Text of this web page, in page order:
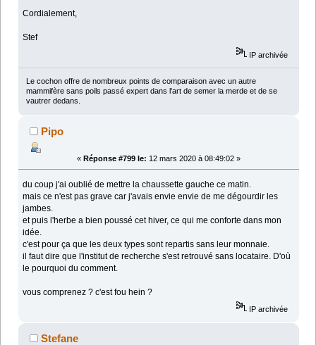
Cordialement,
Stef
IP archivée
Le cochon offre de nombreux points de comparaison avec un autre
mammifère sans poils passé expert dans l'art de semer la merde et de se
vautrer dedans.
Pipo
« Réponse #799 le: 12 mars 2020 à 08:49:02 »
du coup j'ai oublié de mettre la chaussette gauche ce matin.
mais ce n'est pas grave car j'avais envie envie de me dégourdir les
jambes.
et puis l'herbe a bien poussé cet hiver, ce qui me conforte dans mon
idée.
c'est pour ça que les deux types sont repartis sans leur monnaie.
il faut dire que l'institut de recherche s'est retrouvé sans locataire. D'où
le pourquoi du comment.
vous comprenez ? c'est fou hein ?
IP archivée
Stefane